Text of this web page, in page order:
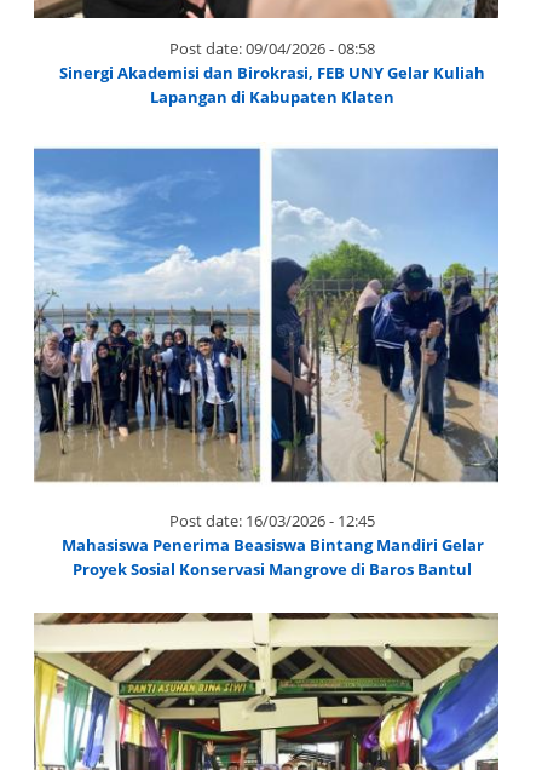
Post date:09/04/2026 - 08:58
Sinergi Akademisi dan Birokrasi, FEB UNY Gelar Kuliah
Lapangan di Kabupaten Klaten
Post date: 16/03/2026 - 12:45
Mahasiswa Penerima Beasiswa Bintang Mandiri Gelar
Proyek Sosial Konservasi Mangrove di Baros Bantul